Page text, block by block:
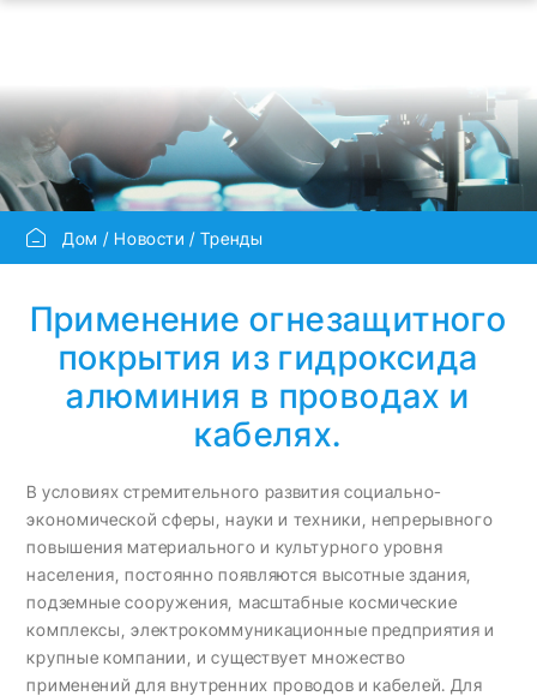
Дом Новости Тренды
Применение огнезащитного
покрытия из гидроксида
алюминия в проводах и
кабелях.
В условиях стремительного развития социально-
экономической сферы, науки и техники, непрерывного
повышения материального и культурного уровня
населения, постоянно появляются высотные здания,
подземные сооружения, масштабные космические
комплексы, электрокоммуникационные предприятия и
крупные компании, и существует множество
применений для внутренних проводов и кабелей. Для